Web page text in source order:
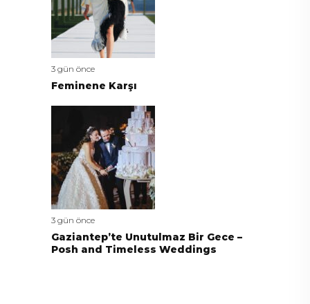
3 gün önce
Feminene Karşı
3 gün önce
Gaziantep’te Unutulmaz Bir Gece –
Posh and Timeless Weddings